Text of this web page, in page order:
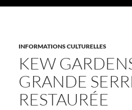
INFORMATIONS CULTURELLES
KEW
GRANDE
RESTAURÉE